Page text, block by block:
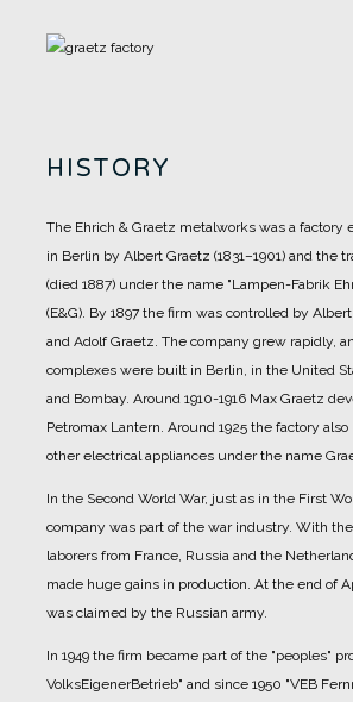
HISTORY
The Ehrich & Graetz metalworks was a factory
in Berlin by Albert Graetz (1831–1901) and the
(died 1887) under the name "Lampen-Fabrik
(E&G). By 1897 the firm was controlled by
and Adolf Graetz. The company grew rapidly,
complexes were built in Berlin, in the United
and Bombay. Around 1910-1916 Max Graetz
Petromax Lantern. Around 1925 the factory
other electrical appliances under the name
In the Second World War, just as in the First
company was part of the war industry. With
laborers from France, Russia and the
made huge gains in production. At the end of
was claimed by the Russian army.
In 1949 the firm became part of the "peoples"
VolksEigenerBetrieb" and since 1950 "VEB